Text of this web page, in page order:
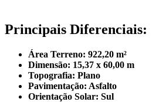
Principais Diferenciais:
Área Terreno: 922,20 m²
Dimensão: 15,37 x 60,00 m
Topografia: Plano
Pavimentação: Asfalto
Orientação Solar: Sul